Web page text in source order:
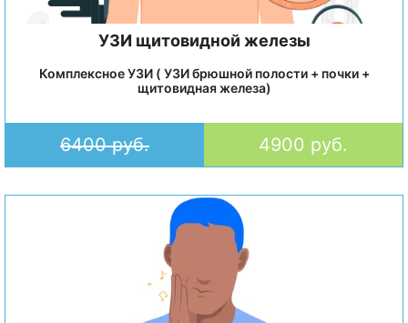
УЗИ щитовидной железы
Комплексное УЗИ ( УЗИ брюшной полости + почки +
щитовидная железа)
6400 руб. 4900 руб.